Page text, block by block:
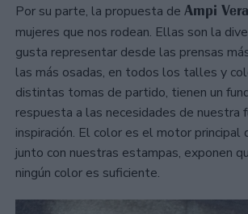
Por su parte, la propuesta de Ampi Vera
mujeres que nos rodean. Ellas son la
gusta representar desde las prensas
las más osadas, en todos los talles y
distintas tomas de partido, tienen un
respuesta a las necesidades de nuestra
inspiración. El color es el motor principal
junto con nuestras estampas, exponen
ningún color es suficiente.